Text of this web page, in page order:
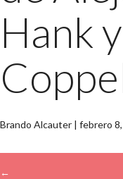
Hank
Brando Alcauter | febrero
←